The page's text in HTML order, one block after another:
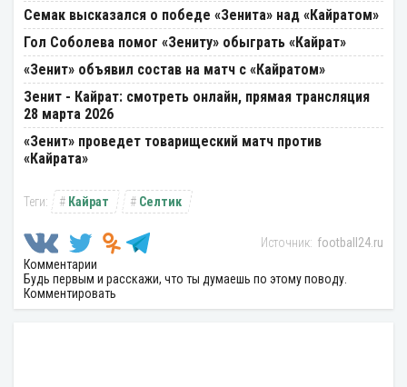
Семак высказался о победе «Зенита» над «Кайратом»
Гол Соболева помог «Зениту» обыграть «Кайрат»
«Зенит» объявил состав на матч с «Кайратом»
Зенит - Кайрат: смотреть онлайн, прямая трансляция
28 марта 2026
«Зенит» проведет товарищеский матч против
«Кайрата»
Кайрат Селтик
football24.ru
Комментарии
Будь первым и расскажи, что ты думаешь по этому поводу.
Комментировать